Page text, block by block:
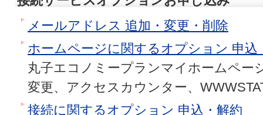
メールアドレス 追加・変更・削除
ホームページに関するオプション 申込
丸子エコノミープランマイホームペー
変更、アクセスカウンター、
接続に関するオプション 申込・解約